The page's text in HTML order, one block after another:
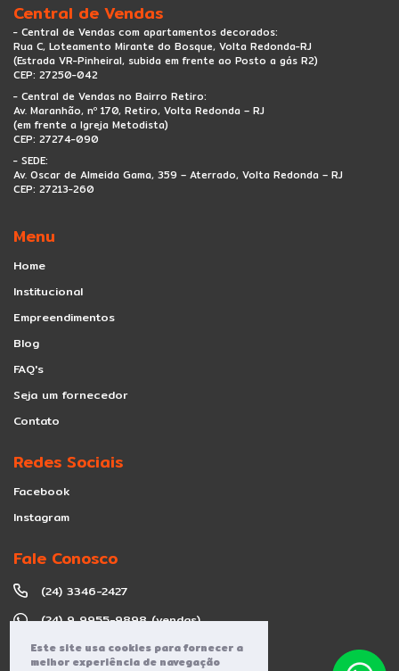
Este site usa cookies para fornecer a
melhor experiência de navegação
Central de Vendas
- Central de Vendas com apartamentos decorados:
Rua C, Loteamento Mirante do Bosque, Volta Redonda-RJ
(Estrada VR-Pinheiral, subida em frente ao Posto a gás R2)
CEP: 27250-042
- Central de Vendas no Bairro Retiro:
Av. Maranhão, nº 170, Retiro, Volta Redonda – RJ
(em frente a Igreja Metodista)
CEP: 27274-090
- SEDE:
Av. Oscar de Almeida Gama, 359 – Aterrado, Volta Redonda – RJ
CEP: 27213-260
Menu
Home
Institucional
Empreendimentos
Blog
FAQ's
Seja um fornecedor
Contato
Redes Sociais
Facebook
Instagram
Fale Conosco
(24) 3346-2427
(24) 9 9955-9898 (vendas)
contato@grupoaceplan.com.br